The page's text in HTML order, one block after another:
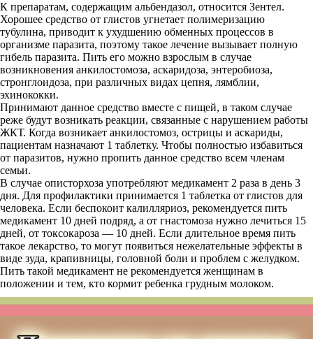
К препаратам, содержащим альбендазол, относится Зентел.
Хорошее средство от глистов угнетает полимеризацию
тубулина, приводит к ухудшению обменных процессов в
организме паразита, поэтому такое лечение вызывает полную
гибель паразита. Пить его можно взрослым в случае
возникновения анкилостомоза, аскаридоза, энтеробиоза,
стронглоидоза, при различных видах цепня, лямблии,
эхинококки.
Принимают данное средство вместе с пищей, в таком случае
реже будут возникать реакции, связанные с нарушением работы
ЖКТ. Когда возникает анкилостомоз, острицы и аскариды,
пациентам назначают 1 таблетку. Чтобы полностью избавиться
от паразитов, нужно пропить данное средство всем членам
семьи.
В случае описторхоза употребляют медикамент 2 раза в день 3
дня. Для профилактики принимается 1 таблетка от глистов для
человека. Если беспокоит калилляриоз, рекомендуется пить
медикамент 10 дней подряд, а от гнастомоза нужно лечиться 15
дней, от токсокароза — 10 дней. Если длительное время пить
такое лекарство, то могут появиться нежелательные эффекты в
виде зуда, крапивницы, головной боли и проблем с желудком.
Пить такой медикамент не рекомендуется женщинам в
положении и тем, кто кормит ребенка грудным молоком.